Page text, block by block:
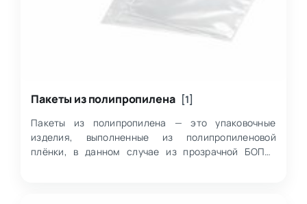
Пакеты из полипропилена
[1]
Пакеты из полипропилена — это упаковочные
изделия, выполненные из полипропиленовой
плёнки, в данном случае из прозрачной БОПП-